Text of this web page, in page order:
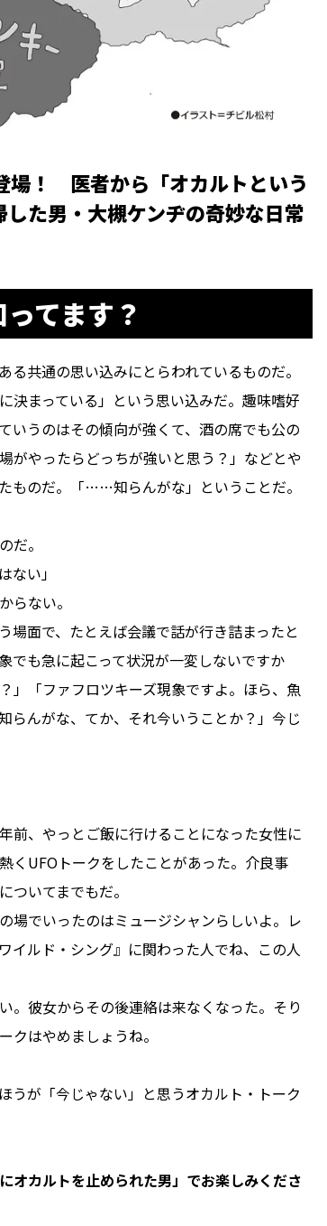
場！ 医者から「オカルトという
た男・大槻ケンヂの奇妙な日常
てます？
共通の思い込みにとらわれているものだ。
決まっている」という思い込みだ。趣味嗜好
いうのはその傾向が強くて、酒の席でも公の
やったらどっちが強いと思う？」などとや
ものだ。「……知らんがな」ということだ。
だ。
ない」
らない。
面で、たとえば会議で話が行き詰まったと
でも急に起こって状況が一変しないですか
「ファフロツキーズ現象ですよ。ほら、魚
んがな、てか、それ今いうことか？」――今じ
前、やっとご飯に行けることになった女性に
くUFOトークをしたことがあった。介良事
ついてまでもだ。
場でいったのはミュージシャンらしいよ。レ
イルド・シング』に関わった人でね、この人
彼女からその後連絡は来なくなった。そり
クはやめましょうね。
が「今じゃない」と思うオカルト・トーク
カルトを止められた男」でお楽しみくださ